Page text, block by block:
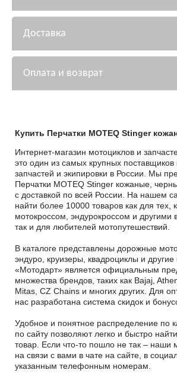
Доставка
Оплата и возврат
Купить Перчатки MOTEQ Stinger
Интернет-магазин мотоциклов и
это один из самых крупных поставщиков
запчастей и экипировки в России. Мы
Перчатки MOTEQ Stinger кожаные,
с доставкой по всей России. На нашем
найти более 10000 товаров как для тех,
мотокроссом, эндурокроссом и другими
так и для любителей мотопутешествий.
В каталоге представлены дорожные
эндуро, круизеры, квадроциклы и другие
«Мотодарт» является официальным
множества брендов, таких как Bajaj,
Mitas, CZ Chains и многих других. Для
нас разработана система скидок и
Удобное и понятное распределение по
по сайту позволяют легко и быстро
товар. Если что-то пошло не так – наши
на связи с вами в чате на сайте, в
указанным телефонным номерам.